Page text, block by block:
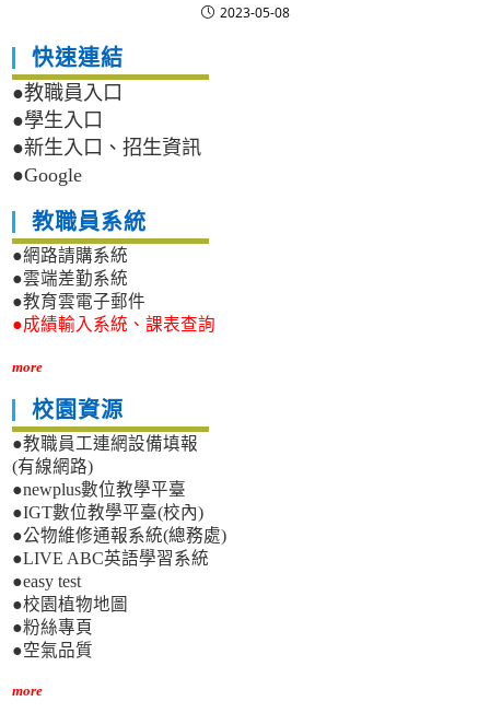
2023-05-08
快速連結
●教職員入口
●學生入口
●新生入口、招生資訊
●Google
教職員系統
●網路請購系統
●雲端差勤系統
●教育雲電子郵件
●成績輸入系統、課表查詢
more
校園資源
●教職員工連網設備填報
(有線網路)
●newplus數位教學平臺
●IGT數位教學平臺(校內)
●公物維修通報系統(總務處)
●LIVE ABC英語學習系統
●easy test
●校園植物地圖
●粉絲專頁
●空氣品質
more